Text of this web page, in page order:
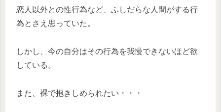
恋人以外との性行為など、ふしだらな人間がする行
為とさえ思っていた。
しかし、今の自分はその行為を我慢できないほど欲
している。
また、裸で抱きしめられたい・・・